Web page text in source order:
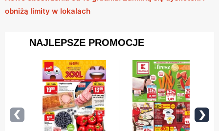
obniżą limity w lokalach